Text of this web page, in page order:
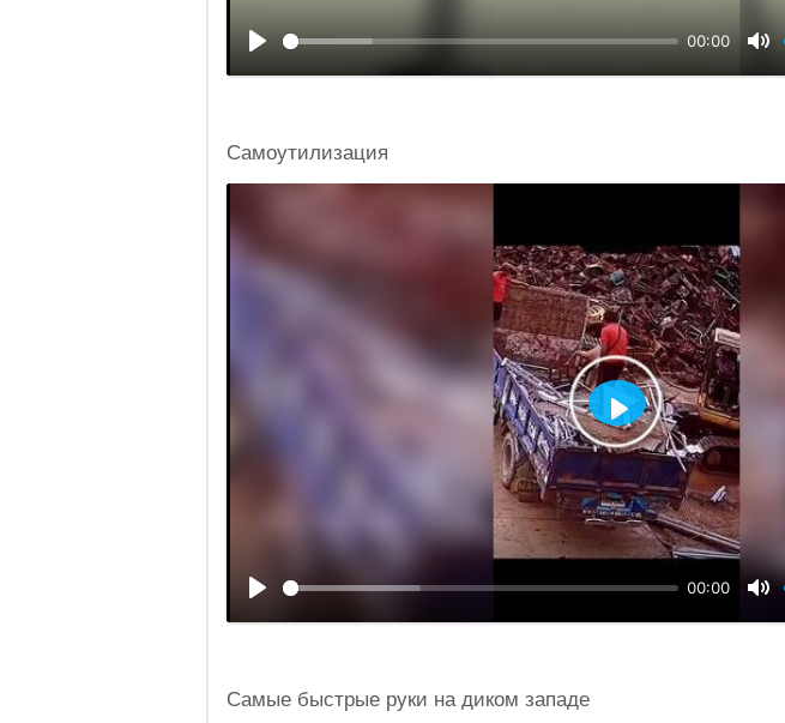
00:00
Самоутилизация
00:00
Воспроизвести
Самые быстрые руки на диком западе